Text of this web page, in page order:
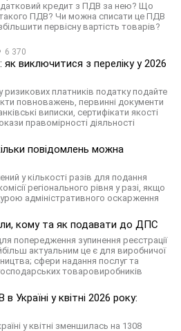
кредит з ПДВ за нею? Що
ПДВ? Чи можна списати це ПДВ
первісну вартість товарів?
6 370
виключитися з переліку у 2026
платників податку подайте
повноважень, первинні документи
виписки, сертифікати якості
правомірності діяльності
повідомлень можна
у кількості разів для подання
регіонального рівня у разі, якщо
адміністративного оскарження
кому та як подавати до ДПС
попередження зупинення реєстрації
актуальним це є для виробничої
сфери надання послуг та
товаровиробників
Україні у квітні 2026 року:
у квітні зменшилась на 1308